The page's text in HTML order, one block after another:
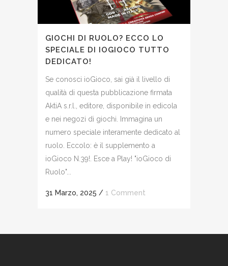
GIOCHI DI RUOLO? ECCO LO
SPECIALE DI IOGIOCO TUTTO
DEDICATO!
Se conosci ioGioco, sai già il livello di
qualità di questa pubblicazione firmata
AktiA s.r.l., editore, disponibile in edicola
e nei negozi di giochi. Immagina un
numero speciale interamente dedicato al
ruolo. Eccolo: è il supplemento a
ioGioco N.39!. Esce a Play! "ioGioco di
Ruolo"...
31 Marzo, 2025 / 1 Comment